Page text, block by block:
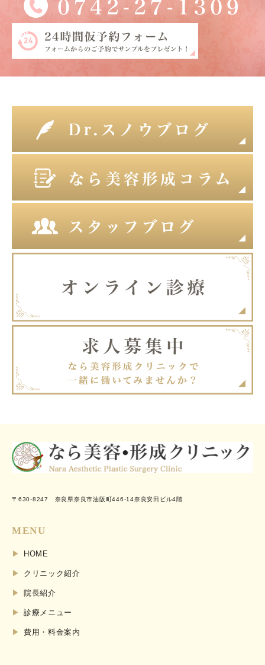
〒630-8247 奈良県奈良市油阪町446-14奈良安田ビル4階
MENU
HOME
クリニック紹介
院長紹介
診療メニュー
費用・料金案内